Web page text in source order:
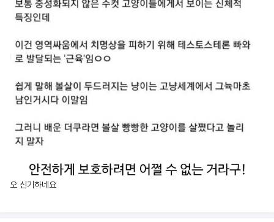
오 신기하네요